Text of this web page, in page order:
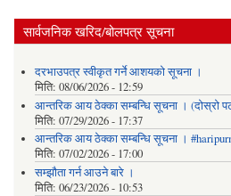
सार्वजनिक खरिद/बोलपत्र सूचना
दरभाउपत्र स्वीकृत गर्ने आशयको सूचना ।
मिति: 08/06/2026 - 12:59
आन्तरिक आय ठेक्का सम्बन्धि सूचना । (दोस्रो
मिति: 07/29/2026 - 17:37
आन्तरिक आय ठेक्का सम्बन्धि सूचना ।
मिति: 07/02/2026 - 17:00
सम्झौता गर्न आउने बारे ।
मिति: 06/23/2026 - 10:53